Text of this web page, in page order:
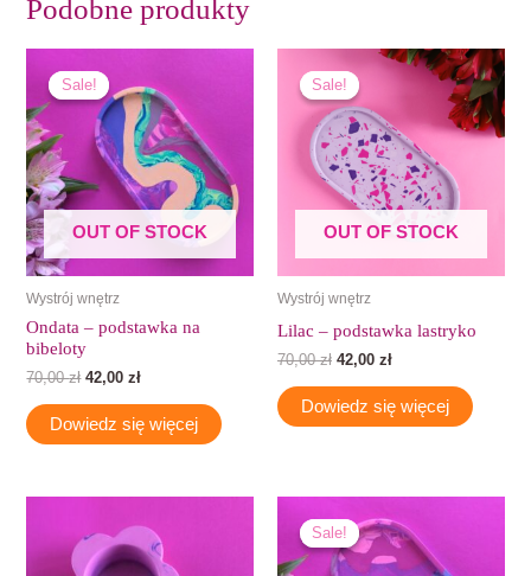
Podobne produkty
Sale!
OUT OF STOCK
Sale!
Wystrój wnętrz
Ondata – podstawka na
bibeloty
70,00zł
cena
wynosiła:
70,00 zł.
42,00zł
wynosi:
42,00 zł.
Dowiedz się więcej
Sale!
OUT OF STOCK
Sale!
Wystrój wnętrz
Lilac – podstawka lastryko
70,00zł
Pierwotna
cena
wynosiła:
70,00 zł.
42,00 zł
Aktualna
cena
42,00 zł.
Dowiedz się więcej
Sale!
Sale!cena
wynosiła:
70,00 zł.
cena
wynosi:
42,00 zł.